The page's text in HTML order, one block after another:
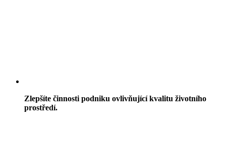
Zlepšíte činnosti podniku ovlivňující kvalitu životního
prostředí.